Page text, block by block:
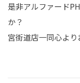
是非アルファード
か？
宮街道店一同心より